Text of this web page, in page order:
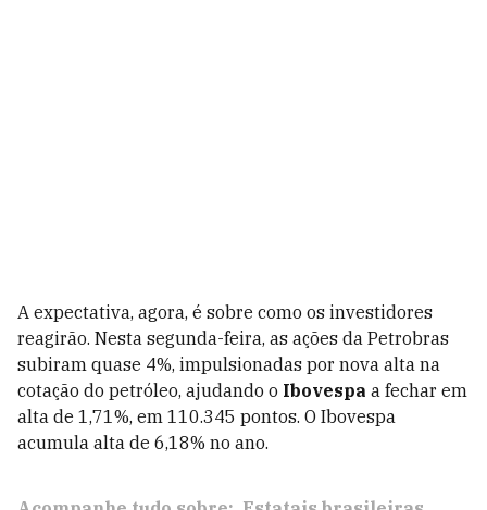
A expectativa, agora, é sobre como os investidores
reagirão. Nesta segunda-feira, as ações da Petrobras
subiram quase 4%, impulsionadas por nova alta na
cotação do petróleo, ajudando o Ibovespa a fechar em
alta de 1,71%, em 110.345 pontos. O Ibovespa
acumula alta de 6,18% no ano.